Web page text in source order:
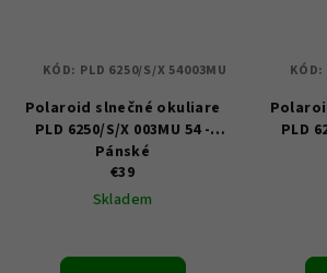
Polaroid slnečné okuliare
PLD 6250/S/X 003MU 54 -
Pánské
€39
Skladem
KÓD: PLD 6250/S/X 54003MU
PLD
KÓD: